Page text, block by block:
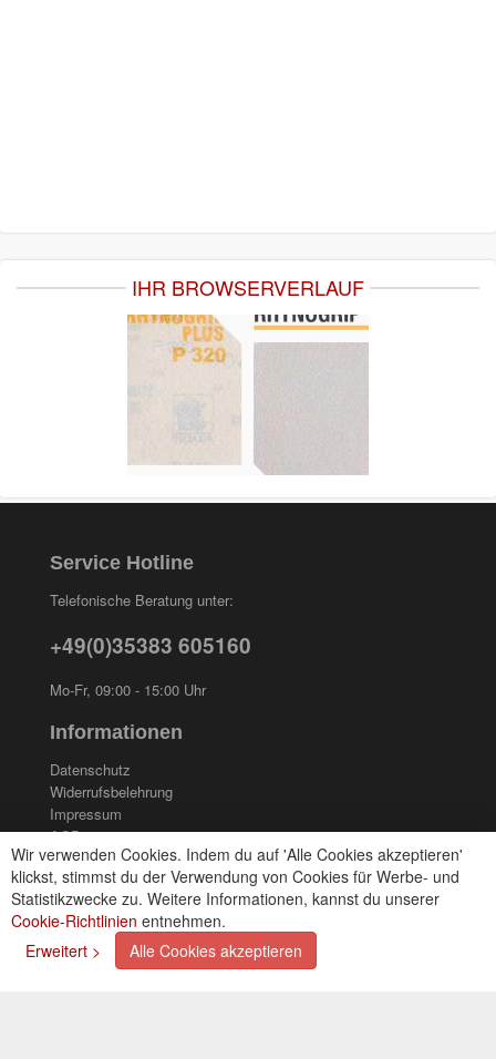
IHR BROWSERVERLAUF
Wir verwenden Cookies. Indem du auf 'Alle Cookies akzeptieren'
klickst, stimmst du der Verwendung von Cookies für Werbe- und
Statistikzwecke zu. Weitere Informationen, kannst du unserer
Cookie-Richtlinien entnehmen.
Erweitert >
Alle Cookies akzeptieren
Service Hotline
Telefonische Beratung unter:
+49(0)35383 605160
Mo-Fr, 09:00 - 15:00 Uhr
Informationen
Datenschutz
Widerrufsbelehrung
Impressum
AGB
Kontakt
Cookies einstellungen
Zahlungsarten